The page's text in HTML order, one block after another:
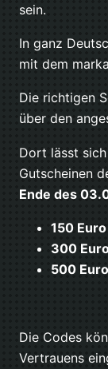
sein.
In ganz
mit dem
Die richtigen
über den
Dort lässt
Gutscheinen
Ende des
150 Euro
300
500 Euro
Die Codes
Vertrauens